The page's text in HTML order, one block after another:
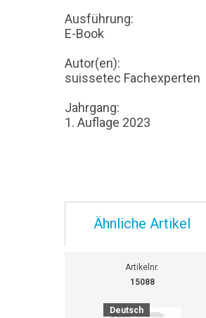
Ausführung:
E-Book
Autor(en):
suissetec Fachexperten
Jahrgang:
1. Auflage 2023
Ähnliche Artikel
Artikelnr.
15088
Deutsch